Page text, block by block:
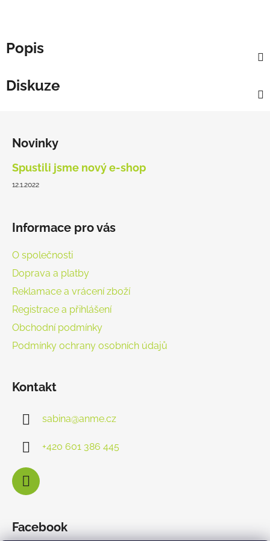
Popis
Diskuze
Novinky
Spustili jsme nový e-shop
12.1.2022
Informace pro vás
O společnosti
Doprava a platby
Reklamace a vrácení zboží
Registrace a přihlášení
Obchodní podmínky
Podmínky ochrany osobních údajů
Kontakt
sabina@anme.cz
+420 601 386 445
Facebook